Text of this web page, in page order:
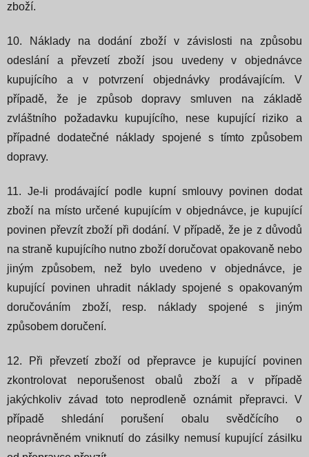
zboží.
10. Náklady na dodání zboží v závislosti na způsobu
odeslání a převzetí zboží jsou uvedeny v objednávce
kupujícího a v potvrzení objednávky prodávajícím. V
případě, že je způsob dopravy smluven na základě
zvláštního požadavku kupujícího, nese kupující riziko a
případné dodatečné náklady spojené s tímto způsobem
dopravy.
11. Je-li prodávající podle kupní smlouvy povinen dodat
zboží na místo určené kupujícím v objednávce, je kupující
povinen převzít zboží při dodání. V případě, že je z důvodů
na straně kupujícího nutno zboží doručovat opakovaně nebo
jiným způsobem, než bylo uvedeno v objednávce, je
kupující povinen uhradit náklady spojené s opakovaným
doručováním zboží, resp. náklady spojené s jiným
způsobem doručení.
12. Při převzetí zboží od přepravce je kupující povinen
zkontrolovat neporušenost obalů zboží a v případě
jakýchkoliv závad toto neprodleně oznámit přepravci. V
případě shledání porušení obalu svědčícího o
neoprávněném vniknutí do zásilky nemusí kupující zásilku